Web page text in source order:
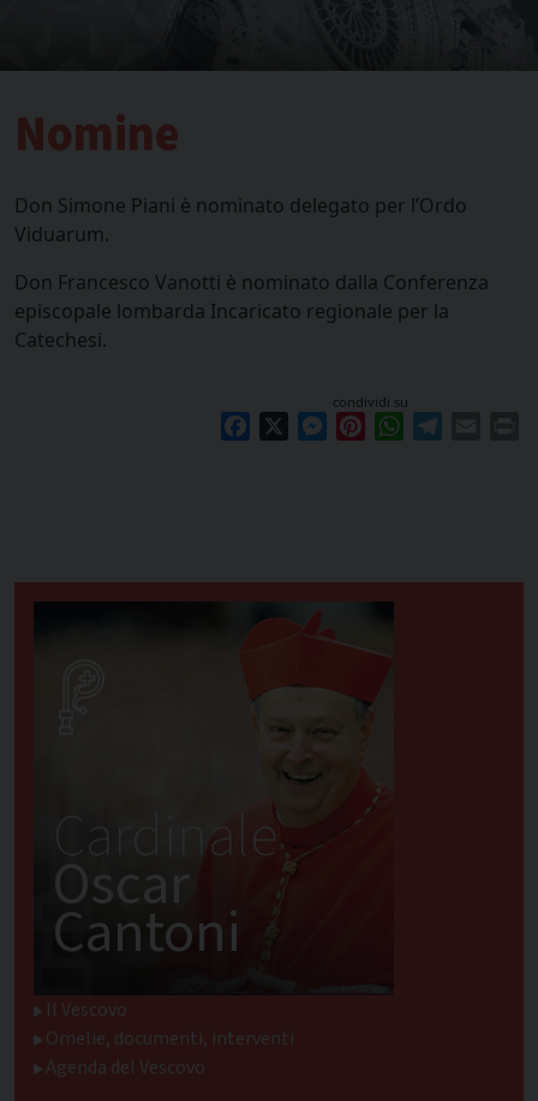
Nomine
Don Simone Piani è nominato delegato per l’Ordo
Viduarum.
Don Francesco Vanotti è nominato dalla Conferenza
episcopale lombarda Incaricato regionale per la
Catechesi.
condividi su
Facebook Messenger
PinterestWhatsApp
Cardinale
Oscar
Cantoni
Il Vescovo
Omelie, documenti, interventi
Agenda del Vescovo